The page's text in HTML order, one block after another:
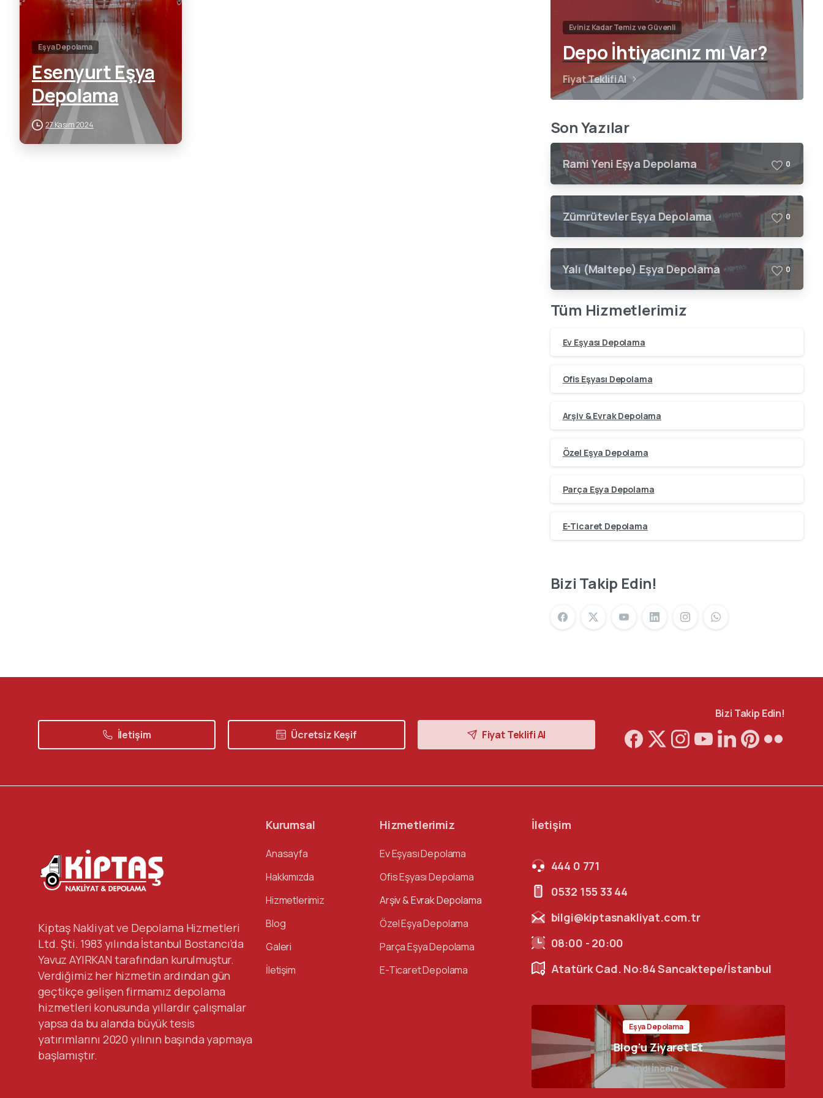
Eşya Depolama
Esenyurt Eşya
Depolama
27 Kasım 2024
Eviniz Kadar Temiz ve Güvenli
Depo İhtiyacınız mı Var?
Fiyat Teklifi Al
Son Yazılar
Rami Yeni Eşya Depolama 0
Zümrütevler Eşya Depolama 0
Yalı (Maltepe) Eşya Depolama 0
Tüm Hizmetlerimiz
Ev Eşyası Depolama
Ofis Eşyası Depolama
Arşiv & Evrak Depolama
Özel Eşya Depolama
Parça Eşya Depolama
E-Ticaret Depolama
Bizi Takip Edin!
İletişim Ücretsiz Keşif Fiyat Teklifi Al
Bizi Takip Edin!
Kiptaş Nakliyat ve Depolama Hizmetleri
Ltd. Şti. 1983 yılında İstanbul Bostancı’da
Yavuz AYIRKAN tarafından kurulmuştur.
Verdiğimiz her hizmetin ardından gün
geçtikçe gelişen firmamız depolama
hizmetleri konusunda yıllardır çalışmalar
yapsa da bu alanda büyük tesis
yatırımlarını 2020 yılının başında yapmaya
başlamıştır.
Kurumsal
Anasayfa
Hakkımızda
Hizmetlerimiz
Blog
Galeri
İletişim
Hizmetlerimiz
Ev Eşyası Depolama
Ofis Eşyası Depolama
Arşiv & Evrak Depolama
Özel Eşya Depolama
Parça Eşya Depolama
E-Ticaret Depolama
İletişim
444 0 771
0532 155 33 44
bilgi@kiptasnakliyat.com.tr
08:00 - 20:00
Atatürk Cad. No:84 Sancaktepe/İstanbul
Eşya Depolama
Blog'u Ziyaret Et
Şimdi İncele